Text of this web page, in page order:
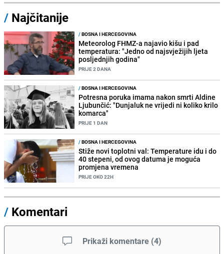
/ Najčitanije
/BOSNA I HERCEGOVINA
Meteorolog FHMZ-a najavio kišu i pad
temperatura: "Jedno od najsvježijih ljeta
posljednjih godina"
PRIJE 2 DANA
/BOSNA I HERCEGOVINA
Potresna poruka imama nakon smrti Aldine
Ljubunčić: "Dunjaluk ne vrijedi ni koliko krilo
komarca"
PRIJE 1 DAN
/BOSNA I HERCEGOVINA
Stiže novi toplotni val: Temperature idu i do
40 stepeni, od ovog datuma je moguća
promjena vremena
PRIJE OKO 22H
/ Komentari
Prikaži komentare (4)